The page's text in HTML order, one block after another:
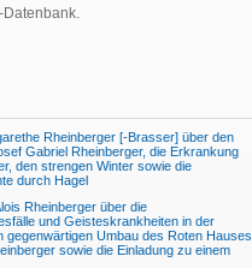
Datenbank.
Rheinberger [-Brasser] über den
Gabriel Rheinberger, die Erkrankung
den strengen Winter sowie die
durch Hagel
Rheinberger über die
und Geisteskrankheiten in der
gegenwärtigen Umbau des Roten Hauses
sowie die Einladung zu einem